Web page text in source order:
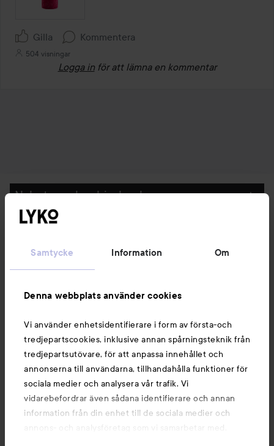
Samtycke Information Om
Denna webbplats använder cookies
Vi använder enhetsidentifierare i form av första-och
tredjepartscookies, inklusive annan spårningsteknik från
tredjepartsutövare, för att anpassa innehållet och
annonserna till användarna, tillhandahålla funktioner för
sociala medier och analysera vår trafik. Vi
vidarebefordrar även sådana identifierare och annan
information från din enhet till de sociala medier och
annons- och analysföretag som vi samarbetar med.
Gilla Kommentera
504 visningar
Logga in för att lämna en kommentar
Nyheter och erbjudanden
Information
Du kanske också gillar